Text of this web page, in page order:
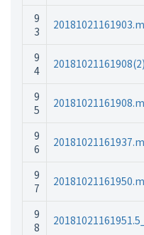
9
3
9
4
9
5
9
6
9
7
9
8